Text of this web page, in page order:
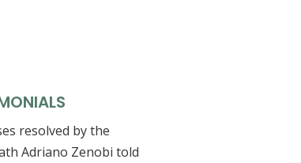
resolved by the
Adriano Zenobi told